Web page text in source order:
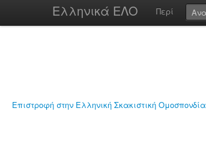
Ελληνικά ΕΛΟ Περί
Επιστροφή στην Ελληνική Σκακιστική Ομοσπονδία